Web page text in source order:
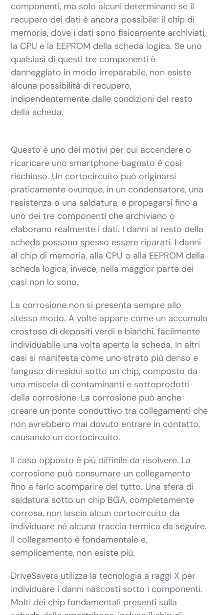
componenti, ma solo alcuni determinano se il
recupero dei dati è ancora possibile: il chip di
memoria, dove i dati sono fisicamente archiviati,
la CPU e la EEPROM della scheda logica. Se uno
qualsiasi di questi tre componenti è
danneggiato in modo irreparabile, non esiste
alcuna possibilità di recupero,
indipendentemente dalle condizioni del resto
della scheda.
Questo è uno dei motivi per cui accendere o
ricaricare uno smartphone bagnato è così
rischioso. Un cortocircuito può originarsi
praticamente ovunque, in un condensatore, una
resistenza o una saldatura, e propagarsi fino a
uno dei tre componenti che archiviano o
elaborano realmente i dati. I danni al resto della
scheda possono spesso essere riparati. I danni
al chip di memoria, alla CPU o alla EEPROM della
scheda logica, invece, nella maggior parte dei
casi non lo sono.
La corrosione non si presenta sempre allo
stesso modo. A volte appare come un accumulo
crostoso di depositi verdi e bianchi, facilmente
individuabile una volta aperta la scheda. In altri
casi si manifesta come uno strato più denso e
fangoso di residui sotto un chip, composto da
una miscela di contaminanti e sottoprodotti
della corrosione. La corrosione può anche
creare un ponte conduttivo tra collegamenti che
non avrebbero mai dovuto entrare in contatto,
causando un cortocircuito.
Il caso opposto è più difficile da risolvere. La
corrosione può consumare un collegamento
fino a farlo scomparire del tutto. Una sfera di
saldatura sotto un chip BGA, completamente
corrosa, non lascia alcun cortocircuito da
individuare né alcuna traccia termica da seguire.
Il collegamento è fondamentale e,
semplicemente, non esiste più.
DriveSavers utilizza la tecnologia a raggi X per
individuare i danni nascosti sotto i componenti.
Molti dei chip fondamentali presenti sulla